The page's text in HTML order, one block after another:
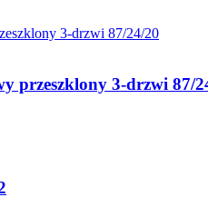
przeszklony 3-drzwi 87/